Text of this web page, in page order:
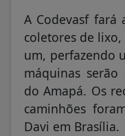
A Codevasf fará
coletores de
um, perfazendo
máquinas
do Amapá. Os
caminhões
Davi em Brasília.